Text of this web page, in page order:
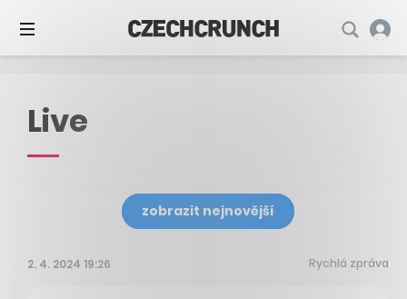
Live
zobrazit nejnovější
2. 4. 2024 19:26 Rychlá zpráva